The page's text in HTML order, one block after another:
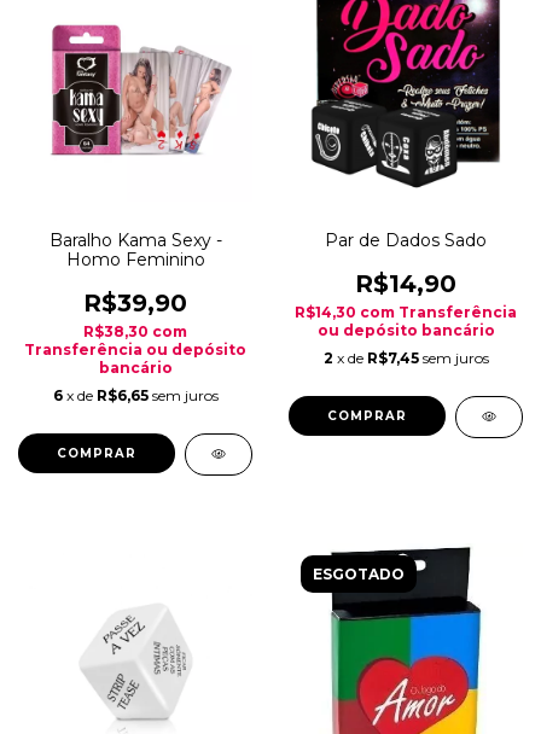
Baralho Kama Sexy -
Homo Feminino
R$39,90
R$38,30 com
Transferência ou depósito
bancário
6 x de R$6,65 sem juros
Par de Dados Sado
R$14,90
R$14,30 com Transferência
ou depósito bancário
2 x de R$7,45 sem juros
ESGOTADO